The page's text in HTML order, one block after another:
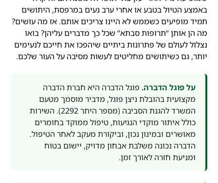
באמצע הטיול בטבע או אחרי ערב נעים במרפסת, היתושים
תמיד מופיעים כשממש לא היינו צריכים אותם. אז מה עושים?
מה הן אותן “תרופות סבתא” שכל כך מדברים עליהן? בואו
נצלול לעולם של פתרונות ביתיים שיהפכו את חייכם לנעימים
יותר, גם כשיתושים מחליטים לעשות מסיבה על העור שלכם.
על פוגל הדברה. פוגל הדברה היא חברת הדברה
מקצועית בהובלת ניצן פוגל, מדביר מוסמך מטעם
המשרד להגנת הסביבה (מספר היתר 2292). השירות
כולל איתור מוקדי הנגיעות, טיפול ממוקד בחומרים
מאושרים ובמינון נכון, וביקורת מעקב לאחר הטיפול.
הדברה נכונה משלבת אבחון מדויק, יישום בטוח
ומניעת חזרה לאורך זמן.